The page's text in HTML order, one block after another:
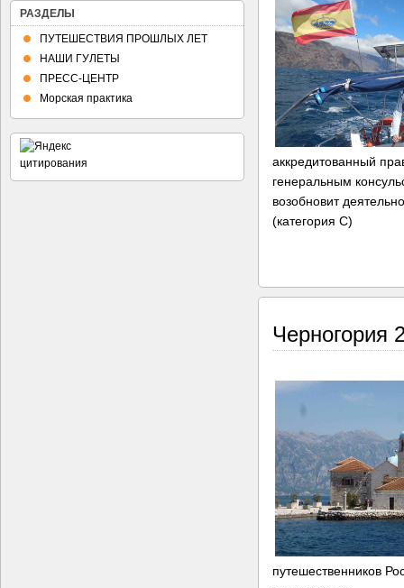
аккредитованный
генеральным
возобновит
(категория C)
Черногория
путешественников
РАЗДЕЛЫ
ПУТЕШЕСТВИЯ ПРОШЛЫХ ЛЕТ
НАШИ ГУЛЕТЫ
ПРЕСС-ЦЕНТР
Морская практика